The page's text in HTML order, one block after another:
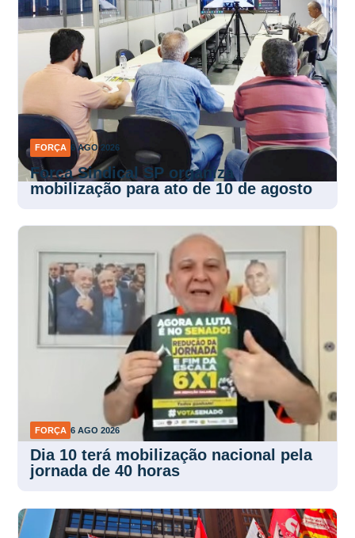
FORÇA 6 AGO 2026
Força Sindical SP organiza
mobilização para ato de 10 de agosto
FORÇA 6 AGO 2026
Dia 10 terá mobilização nacional pela
jornada de 40 horas